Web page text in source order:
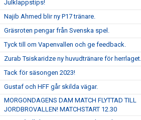
Julklappstips!
Najib Ahmed blir ny P17 tränare.
Gräsroten pengar från Svenska spel.
Tyck till om Vapenvallen och ge feedback.
Zurab Tsiskaridze ny huvudtränare för herrlaget.
Tack för säsongen 2023!
Gustaf och HFF går skilda vägar.
MORGONDAGENS DAM MATCH FLYTTAD TILL
JORDBROVALLEN! MATCHSTART 12.30